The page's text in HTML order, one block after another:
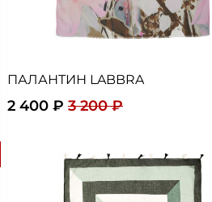
ПАЛАНТИН LABBRA
2 400 ₽ 3 200 ₽